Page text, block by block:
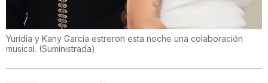
Yuridia y Kany García estreron esta noche una colaboración
musical. (Suministrada)